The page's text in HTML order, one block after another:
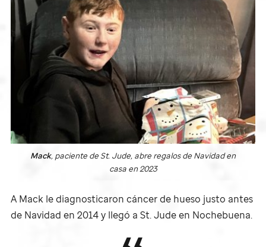
A Mack le diagnosticaron cáncer de hueso justo antes
de Navidad en 2014 y llegó a St. Judeen Nochebuena.
Mack, paciente deSt. Jude, abre regalos de Navidad en
casa en 2023